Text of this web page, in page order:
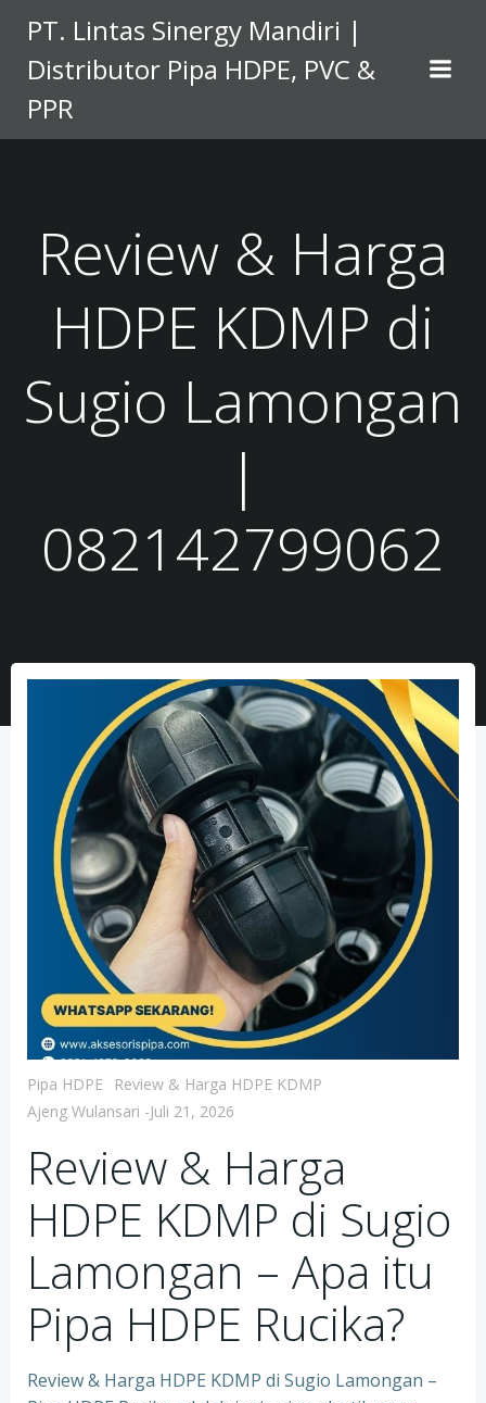
to
content
PT. Lintas Sinergy Mandiri |
Distributor Pipa HDPE, PVC &
PPR
Review & Harga
HDPE KDMP di
Sugio Lamongan
|
082142799062
Pipa HDPE
Review & Harga HDPE KDMP
Ajeng Wulansari -Juli 21, 2026
Review & Harga
HDPE KDMP di Sugio
Lamongan – Apa itu
Pipa HDPE Rucika?
Review & Harga HDPE KDMP di Sugio Lamongan –